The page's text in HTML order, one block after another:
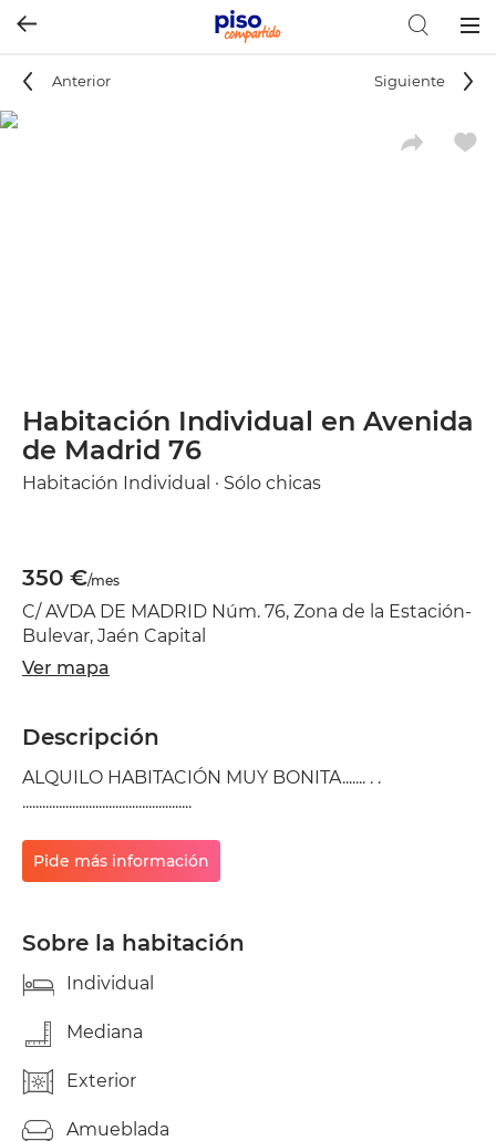
Anterior Siguiente
Habitación Individual en Avenida
de Madrid 76
Habitación Individual · Sólo chicas
350 €/mes
C/ AVDA DE MADRID Núm. 76, Zona de la Estación-
Bulevar, Jaén Capital
Ver mapa
Descripción
ALQUILO HABITACIÓN MUY BONITA....... . .
...................................................
Pide más información
Sobre la habitación
Individual
Mediana
Exterior
Amueblada